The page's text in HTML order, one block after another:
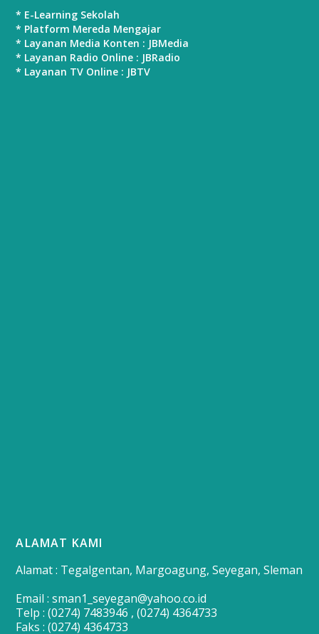
* E-Learning Sekolah
* Platform Mereda Mengajar
* Layanan Media Konten : JBMedia
* Layanan Radio Online : JBRadio
* Layanan TV Online : JBTV
ALAMAT KAMI
Alamat : Tegalgentan, Margoagung, Seyegan, Sleman
Email : sman1_seyegan@yahoo.co.id
Telp : (0274) 7483946 , (0274) 4364733
Faks : (0274) 4364733